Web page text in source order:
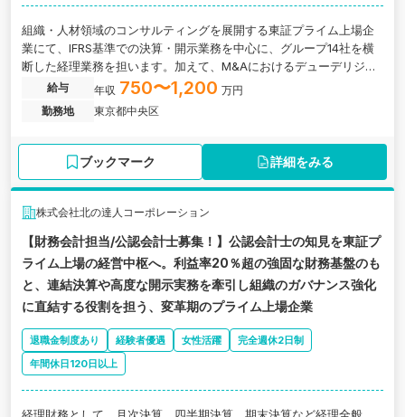
組織・人材領域のコンサルティングを展開する東証プライム上場企
業にて、IFRS基準での決算・開示業務を中心に、グループ14社を横
断した経理業務を担います。加えて、M&Aにおけるデューデリジェ
ンスや企業価値評価にも関与。会計の専門性を軸に、経営判断に直
結する領域まで踏み込めるポジションです。
給与 年収 750〜1,200 万円
勤務地
東京都中央区
ブックマーク 詳細をみる
株式会社北の達人コーポレーション
【財務会計担当/公認会計士募集！】公認会計士の知見を東証プ
ライム上場の経営中枢へ。利益率20％超の強固な財務基盤のも
と、連結決算や高度な開示実務を牽引し組織のガバナンス強化
に直結する役割を担う、変革期のプライム上場企業
退職金制度あり 経験者優遇 女性活躍
完全週休2日制
年間休日120日以上